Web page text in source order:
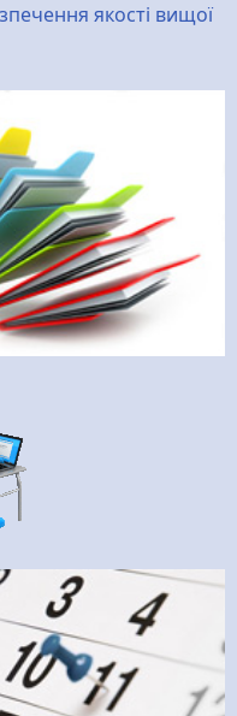
якості вищої